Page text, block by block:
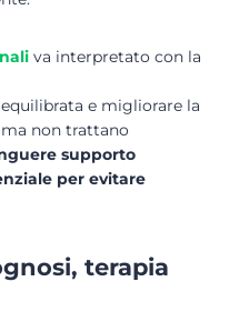
va interpretato con la
e migliorare la
non trattano
supporto
per evitare
terapia